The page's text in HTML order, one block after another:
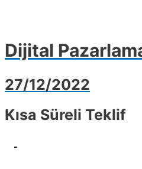
Dijital
27/12/2022
Kısa Süreli Teklif
-